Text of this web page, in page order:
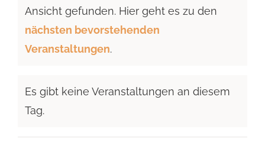
Hinweis
Ansicht gefunden. Hier geht es zu den
nächsten bevorstehenden
Veranstaltungen.
Hinweis
Es gibt keine Veranstaltungen an diesem
Tag.